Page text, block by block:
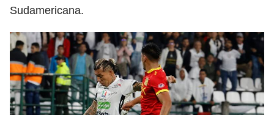
Sudamericana.